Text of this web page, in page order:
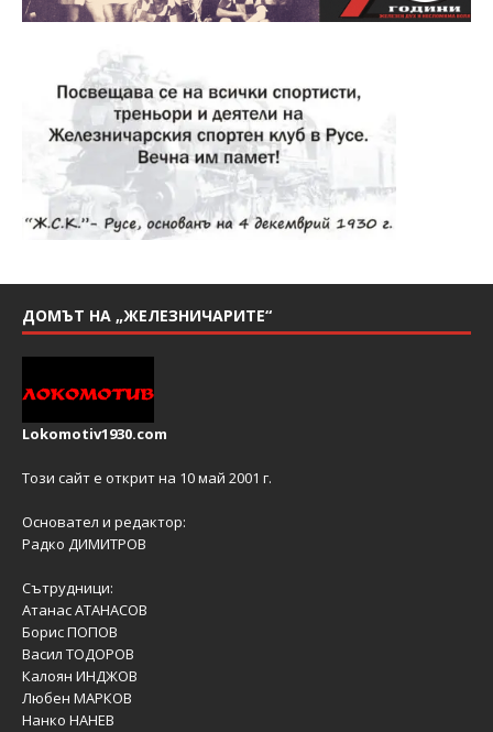
ДОМЪТ НА „ЖЕЛЕЗНИЧАРИТЕ“
Lokomotiv1930.com
Този сайт е открит на 10 май 2001 г.
Основател и редактор:
Радко ДИМИТРОВ
Сътрудници:
Атанас АТАНАСОВ
Борис ПОПОВ
Васил ТОДОРОВ
Калоян ИНДЖОВ
Любен МАРКОВ
Нанко НАНЕВ